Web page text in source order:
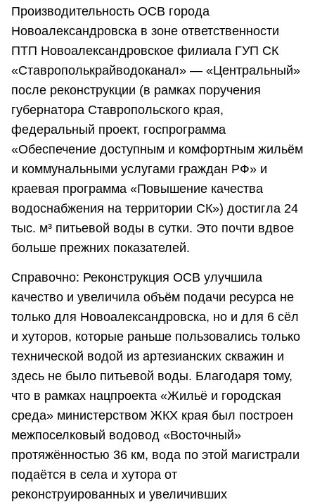
Производительность ОСВ города
Новоалександровска в зоне ответственности
ПТП Новоалександровское филиала ГУП СК
«Ставрополькрайводоканал» — «Центральный»
после реконструкции (в рамках поручения
губернатора Ставропольского края,
федеральный проект, госпрограмма
«Обеспечение доступным и комфортным жильём
и коммунальными услугами граждан РФ» и
краевая программа «Повышение качества
водоснабжения на территории СК») достигла 24
тыс. м³ питьевой воды в сутки. Это почти вдвое
больше прежних показателей.
Справочно: Реконструкция ОСВ улучшила
качество и увеличила объём подачи ресурса не
только для Новоалександровска, но и для 6 сёл
и хуторов, которые раньше пользовались только
технической водой из артезианских скважин и
здесь не было питьевой воды. Благодаря тому,
что в рамках нацпроекта «Жильё и городская
среда» министерством ЖКХ края был построен
межпоселковый водовод «Восточный»
протяжённостью 36 км, вода по этой магистрали
подаётся в села и хутора от
реконструированных и увеличивших